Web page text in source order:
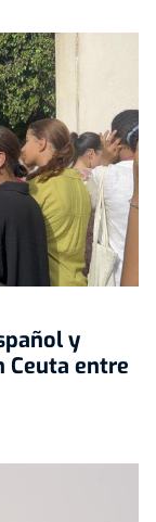
y
Ceuta entre